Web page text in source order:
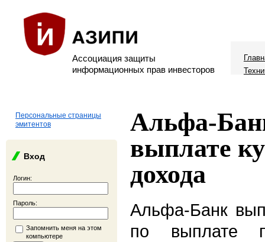
Ассоциация защиты
информационных прав инвесторов
Персональные страницы
эмитентов
Вход
Логин:
Пароль:
Запомнить меня на этом
компьютере
Альфа-
выплате
дохода
Альфа-Банк
по выплате